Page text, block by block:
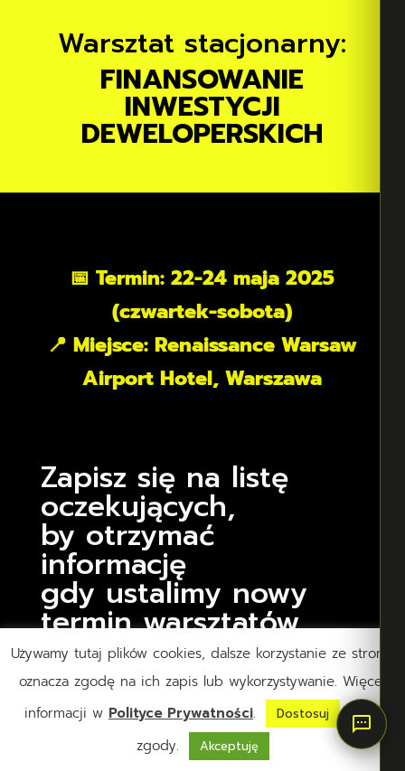
Warsztat stacjonarny:
FINANSOWANIE
INWESTYCJI
DEWELOPERSKICH
📅 Termin: 22-24 maja 2025
(czwartek-sobota)
📍 Miejsce: Renaissance Warsaw
Airport Hotel, Warszawa
Zapisz się na listę
oczekujących,
by otrzymać
informację
gdy ustalimy nowy
termin warsztatów.
Używamy tutaj plików cookies, dalsze korzystanie ze strony,
oznacza zgodę na ich zapis lub wykorzystywanie. Więcej
informacji w Polityce Prywatności. Dostosuj
swoje
zgody.
Akceptuję